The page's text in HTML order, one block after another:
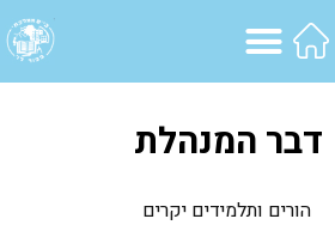
דבר המנהלת
הורים ותלמידים יקרים